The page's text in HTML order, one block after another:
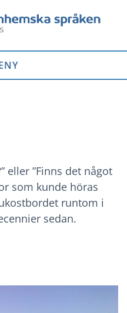
eller ”Finns det något
som kunde höras
runtom i
sedan.